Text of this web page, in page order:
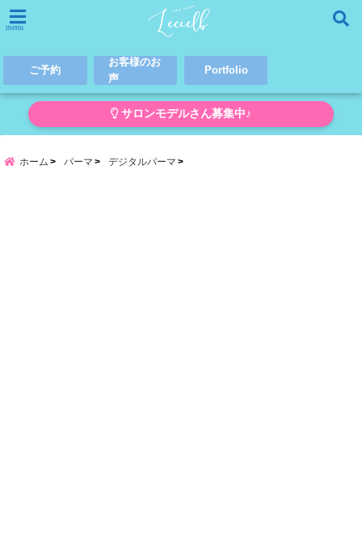
menu
ご予約
お客様のお
声
Portfolio
サロンモデルさん募集中♪
ホーム パーマ デジタルパーマ